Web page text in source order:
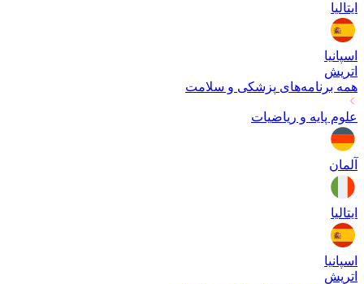
ایتالیا
اسپانیا
اتریش
همه برنامه‌های پزشکی و سلامت
علوم پایه و ریاضیات
آلمان
ایتالیا
اسپانیا
اتریش